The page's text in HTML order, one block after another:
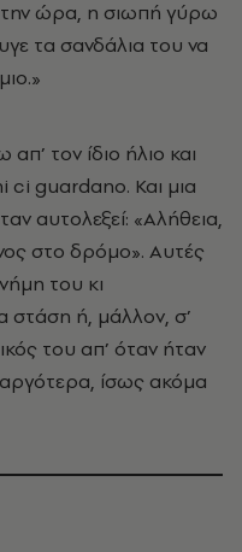
την ώρα, η σιωπή γύρω
τα σανδάλια του να
τον ίδιο ήλιο και
ci guardano. Και μια
αυτολεξεί: «Αλήθεια,
στο δρόμο». Αυτές
του κι
στάση ή, μάλλον, σ’
του απ’ όταν ήταν
αργότερα, ίσως ακόμα